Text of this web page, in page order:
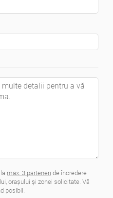
max. 3 parteneri de încredere
oraşului şi zonei solicitate. Vă
posibil.